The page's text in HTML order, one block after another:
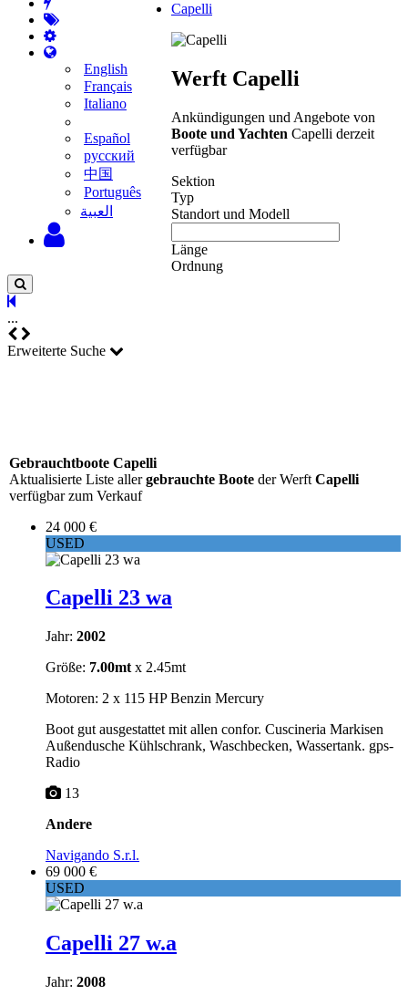
English
Français
Italiano
Español
русский
中国
Português
‫العبية
Capelli
Werft Capelli
Ankündigungen und Angebote von
Boote und Yachten Capelli derzeit
verfügbar
Sektion
Typ
Standort und Modell
Länge
Ordnung
...
Erweiterte Suche
Gebrauchtboote Capelli
Aktualisierte Liste allergebrauchte Boote der Werft Capelli
verfügbar zum Verkauf
24 000 €
USED
Capelli 23 wa
Jahr: 2002
Größe: 7.00mt x 2.45mt
Motoren: 2 x 115 HP Benzin Mercury
Boot gut ausgestattet mit allen confor. Cuscineria Markisen
Außendusche Kühlschrank, Waschbecken, Wassertank. gps-
Radio
13
Andere
Navigando S.r.l.
69 000 €
USED
Capelli 27 w.a
Jahr: 2008